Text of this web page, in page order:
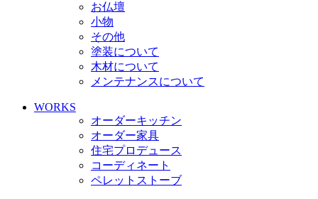
お仏壇
小物
その他
塗装について
木材について
メンテナンスについて
WORKS
オーダーキッチン
オーダー家具
住宅プロデュース
コーディネート
ペレットストーブ